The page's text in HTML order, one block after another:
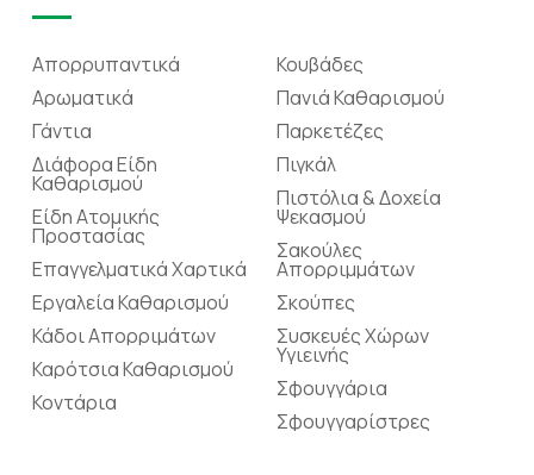
Απορρυπαντικά
Αρωματικά
Γάντια
Διάφορα Είδη
Καθαρισμού
Είδη Ατομικής
Προστασίας
Επαγγελματικά Χαρτικά
Εργαλεία Καθαρισμού
Κάδοι Απορριμάτων
Καρότσια Καθαρισμού
Κοντάρια
Κουβάδες
Πανιά Καθαρισμού
Παρκετέζες
Πιγκάλ
Πιστόλια & Δοχεία
Ψεκασμού
Σακούλες
Απορριμμάτων
Σκούπες
Συσκευές Χώρων
Υγιεινής
Σφουγγάρια
Σφουγγαρίστρες